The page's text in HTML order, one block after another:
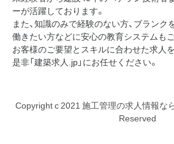
ーが活躍しております。
また、知識のみで経験のない方、ブラン
働きたい方などに安心の教育システムも
お客様のご要望とスキルに合わせた求人
是非「建築求人.jp」にお任せください。
Copyright c 2021 施工管理の求人情報な
Reserved